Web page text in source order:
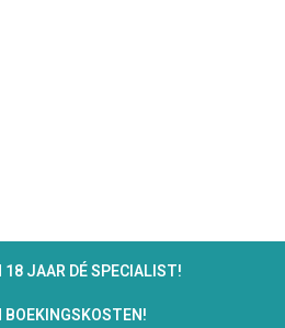
18 JAAR DÉ SPECIALIST!
BOEKINGSKOSTEN!